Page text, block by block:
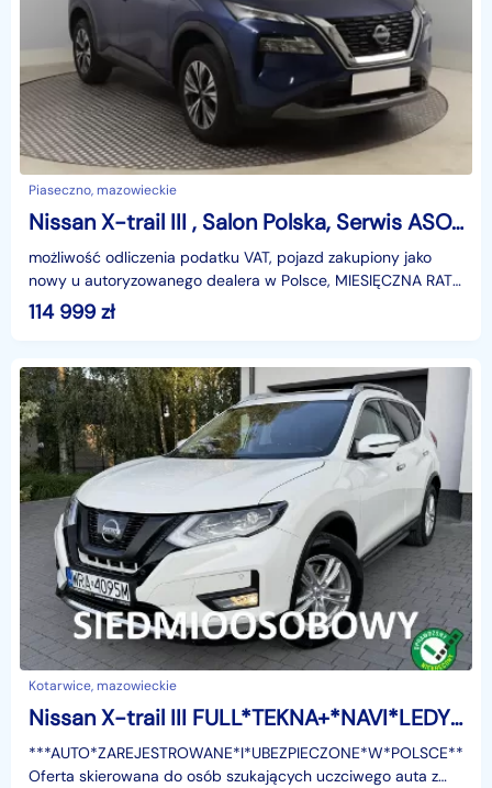
Piaseczno, mazowieckie
Nissan X-trail III , Salon Polska, Serwis ASO, Automat, VAT 23%, Navi,
możliwość odliczenia podatku VAT, pojazd zakupiony jako
nowy u autoryzowanego dealera w Polsce, MIESIĘCZNA RATA
NA TEN SAMOCHÓD JUŻ OD 685 PLN*Podana w ogłosze
114 999 zł
Kotarwice, mazowieckie
Nissan X-trail III FULL*TEKNA+*NAVI*LEDY*Panorama*Kamera*360*Podgrzewane*Fotele*7*osobo
***AUTO*ZAREJESTROWANE*I*UBEZPIECZONE*W*POLSCE***
Oferta skierowana do osób szukających uczciwego auta z